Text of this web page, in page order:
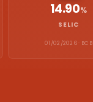
14.90%
SELIC
01/02/2026 · BCB